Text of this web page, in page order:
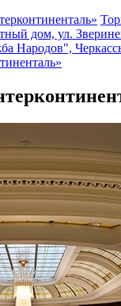
дом, ул.
Народов",